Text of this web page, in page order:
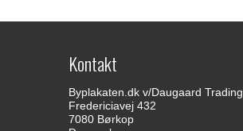
Kontakt
Byplakaten.dk v/Daugaard Trading
Fredericiavej 432
7080 Børkop